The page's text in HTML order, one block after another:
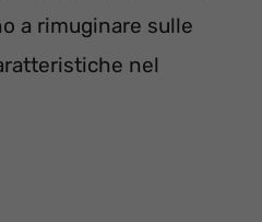
a rimuginare sulle
nel